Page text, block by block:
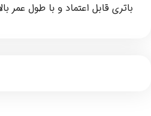
باتری قابل اعتماد و با طول عمر